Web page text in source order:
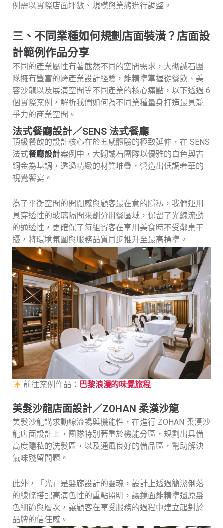
例需以實際店面坪數、規模與業態進行調整。
三、不同業種如何規劃店面裝潢？店面設
計範例作品分享
不同的產業屬性有著截然不同的空間需求，大砌誠石團
隊擁有豐富的跨產業設計經驗，能精準掌握從餐飲、美
容沙龍以及展演空間等不同產業的核心痛點，以下透過 6
個實際案例，解析我們如何為不同業種量身打造最具競
爭力的商業空間。
法式餐廳設計／SENS 法式餐廳
頂級餐飲的設計核心在於五感體驗的極致延伸，在 SENS
法式餐廳設計案例中，大砌誠石團隊以優雅的白色與古
銅金為基調，透過精緻的材質堆疊，營造出低調奢華的
視覺饗宴。
為了平衡空間的開闊感與顧客最在意的隱私，我們運用
具穿透性的玻璃隔間來劃分用餐區域，保留了光線流動
的通透性，更確保了每組賓客在享用美食時不受鄰桌干
擾，將環境氛圍與服務品質同步推升至最高標準。
前往案例作品： 巴黎浪漫的味覺旅程
美髮沙龍店面設計／ZOHAN 柔漢沙龍
美髮沙龍講求動線流暢與機能性，在進行 ZOHAN 柔漢沙
龍店面設計上，團隊特別著重於機能分區，規劃出具備
高度隱私的洗髮區，以及通風良好的備品區，幫助解決
氣味殘留問題。
此外，「光」是髮廊設計的靈魂，設計上透過簡潔俐落
的線條搭配高演色性的重點照明，讓鏡面能精準還原髮
色細節與層次，讓顧客在享受服務的過程中建立起對於
品牌的信任感。